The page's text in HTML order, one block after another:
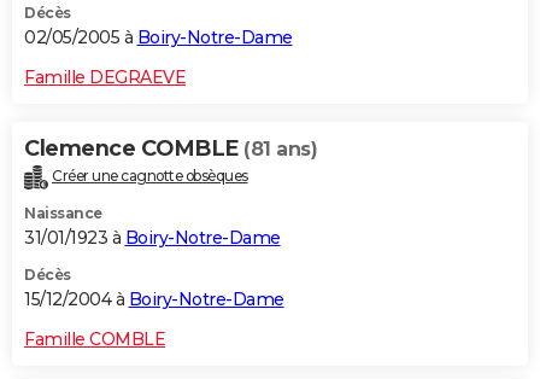
Décès
02/05/2005 à Boiry-Notre-Dame
Famille DEGRAEVE
Clemence COMBLE (81 ans)
Créer une cagnotte obsèques
Naissance
31/01/1923 à Boiry-Notre-Dame
Décès
15/12/2004 à Boiry-Notre-Dame
Famille COMBLE